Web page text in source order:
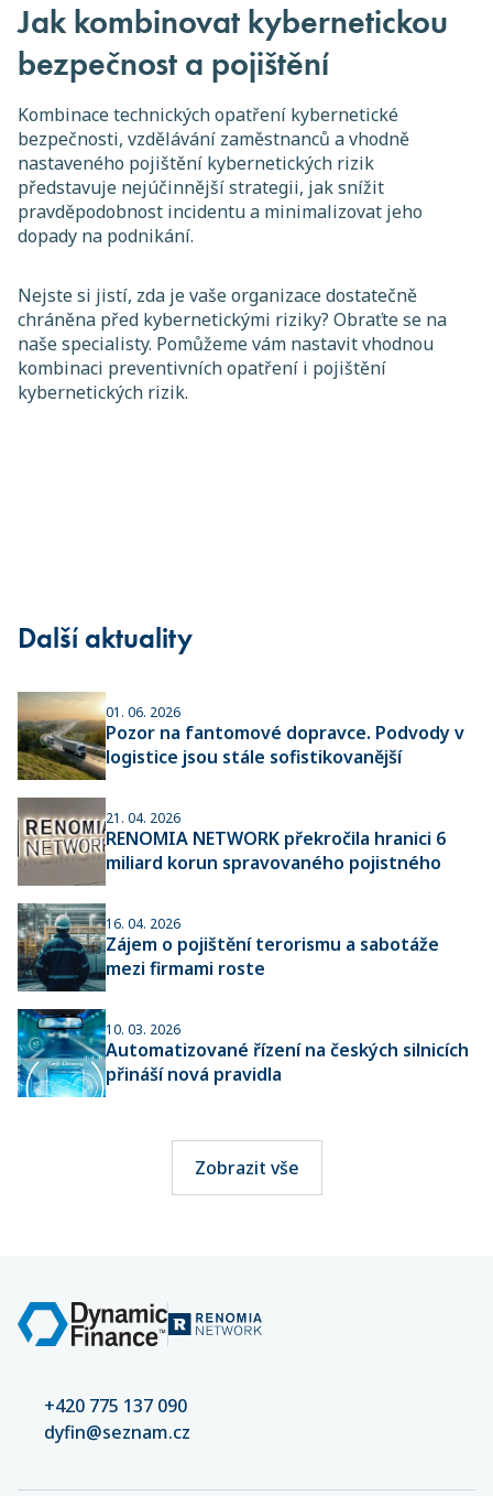
Jak kombinovat kybernetickou
bezpečnost a pojištění
Kombinace technických opatření kybernetické
bezpečnosti, vzdělávání zaměstnanců a vhodně
nastaveného pojištění kybernetických rizik
představuje nejúčinnější strategii, jak snížit
pravděpodobnost incidentu a minimalizovat jeho
dopady na podnikání.
Nejste si jistí, zda je vaše organizace dostatečně
chráněna před kybernetickými riziky? Obraťte se na
naše specialisty. Pomůžeme vám nastavit vhodnou
kombinaci preventivních opatření i pojištění
kybernetických rizik.
Další aktuality
01. 06. 2026
Pozor na fantomové dopravce. Podvody v
logistice jsou stále sofistikovanější
21. 04. 2026
RENOMIA NETWORK překročila hranici 6
miliard korun spravovaného pojistného
16. 04. 2026
Zájem o pojištění terorismu a sabotáže
mezi firmami roste
10. 03. 2026
Automatizované řízení na českých silnicích
přináší nová pravidla
Zobrazit vše
+420 775 137 090
dyfin@seznam.cz